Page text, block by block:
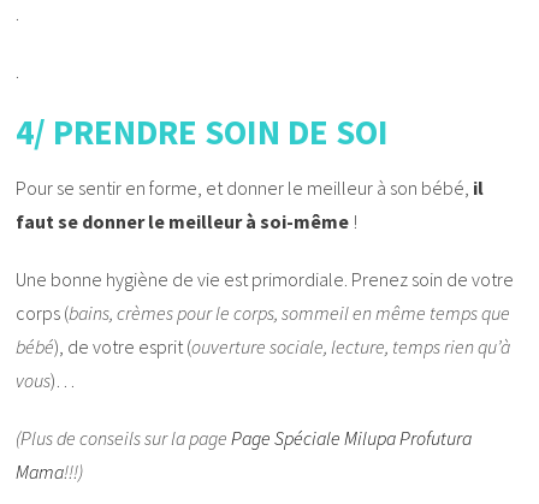
.
.
4/ PRENDRE SOIN DE SOI
Pour se sentir en forme, et donner le meilleur à son bébé, il
faut se donner le meilleur à soi-même !
Une bonne hygiène de vie est primordiale. Prenez soin de votre
corps (bains, crèmes pour le corps, sommeil en même temps que
bébé), de votre esprit (ouverture sociale, lecture, temps rien qu’à
vous)…
(Plus de conseils sur la pagePage Spéciale Milupa Profutura
Mama!!!)